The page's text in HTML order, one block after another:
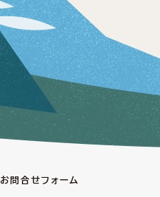
お問合せフォーム